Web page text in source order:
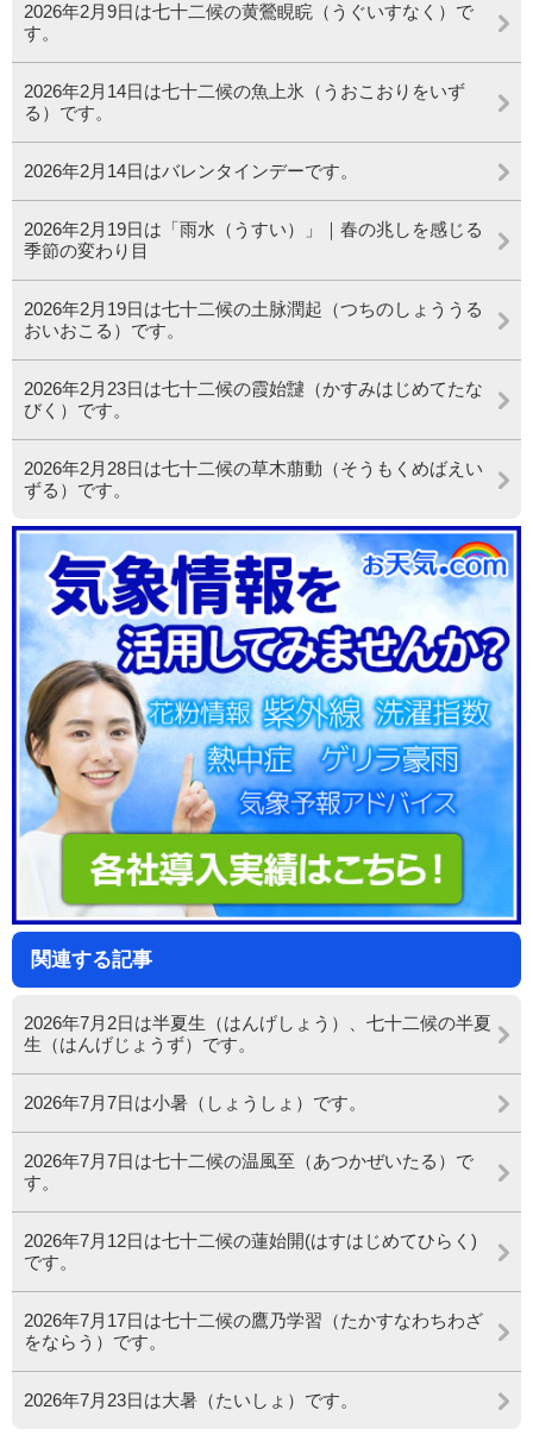
2026年2月9日は七十二候の黄鶯睍睆（うぐいすなく）で
す。
2026年2月14日は七十二候の魚上氷（うおこおりをいず
る）です。
2026年2月14日はバレンタインデーです。
2026年2月19日は「雨水（うすい）」｜春の兆しを感じる
季節の変わり目
2026年2月19日は七十二候の土脉潤起（つちのしょううる
おいおこる）です。
2026年2月23日は七十二候の霞始靆（かすみはじめてたな
びく）です。
2026年2月28日は七十二候の草木萠動（そうもくめばえい
ずる）です。
関連する記事
2026年7月2日は半夏生（はんげしょう）、七十二候の半夏
生（はんげじょうず）です。
2026年7月7日は小暑（しょうしょ）です。
2026年7月7日は七十二候の温風至（あつかぜいたる）で
す。
2026年7月12日は七十二候の蓮始開(はすはじめてひらく)
です。
2026年7月17日は七十二候の鷹乃学習（たかすなわちわざ
をならう）です。
2026年7月23日は大暑（たいしょ）です。